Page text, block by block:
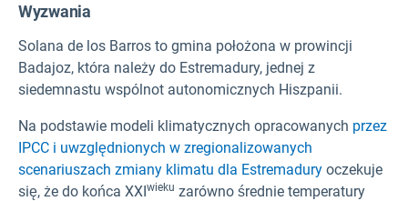
Wyzwania
Solana de los Barros to gmina położona w prowincji
Badajoz, która należy do Estremadury, jednej z
siedemnastu wspólnot autonomicznych Hiszpanii.
Na podstawie modeli klimatycznych opracowanych przez
IPCC i uwzględnionych w zregionalizowanych
scenariuszach zmiany klimatu dla Estremadury oczekuje
się, że do końca XXIwieku zarówno średnie temperatury